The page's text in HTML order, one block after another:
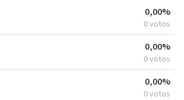
0,00%
0 votos
0,00%
0 votos
0,00%
0 votos